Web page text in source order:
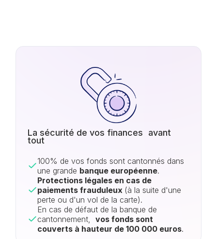
La sécurité de vos finances avant
tout
100% de vos fonds sont cantonnés dans
une grande banque européenne.
Protections légales en cas de
paiements frauduleux (à la suite d'une
perte ou d'un vol de la carte).
En cas de défaut de la banque de
cantonnement, vos fonds sont
couverts à hauteur de 100 000 euros.